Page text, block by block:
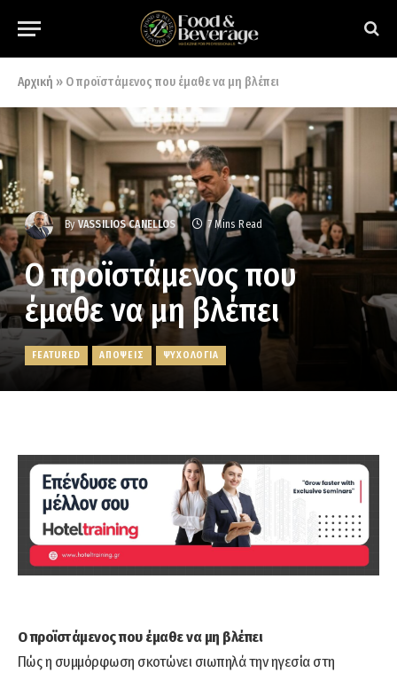
Αρχική » Ο προϊστάμενος που έμαθε να μη βλέπει
By VASSILIOS CANELLOS 7 Mins Read
Ο προϊστάμενος που
έμαθε να μη βλέπει
FEATURED ΑΠΟΨΕΙΣ ΨΥΧΟΛΟΓΙΑ
Ο προϊστάμενος που έμαθε να μη βλέπει
Πώς η συμμόρφωση σκοτώνει σιωπηλά την ηγεσία στη